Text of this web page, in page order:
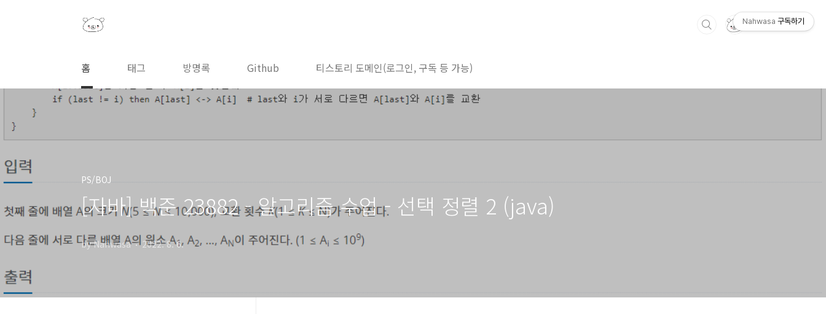
홈 태그 방명록 Github 티스토리 도메인(로그인, 구독 등 가능)
PS/BOJ
[자바] 백준 23882 - 알고리즘 수업 - 선택 정렬 2 (java)
by Nahwasa 2022. 8. 6.
Nahwasa 구독하기